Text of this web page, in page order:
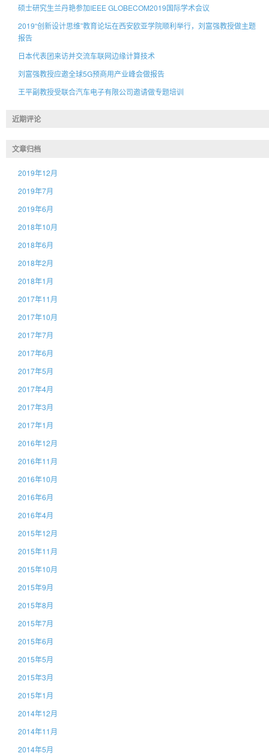
硕士研究生兰丹艳参加IEEE GLOBECOM2019国际学术会议
2019“创新设计思维”教育论坛在西安欧亚学院顺利举行，刘富强教授做主题
报告
日本代表团来访并交流车联网边缘计算技术
刘富强教授应邀全球5G预商用产业峰会做报告
王平副教授受联合汽车电子有限公司邀请做专题培训
近期评论
文章归档
2019年12月
2019年7月
2019年6月
2018年10月
2018年6月
2018年2月
2018年1月
2017年11月
2017年10月
2017年7月
2017年6月
2017年5月
2017年4月
2017年3月
2017年1月
2016年12月
2016年11月
2016年10月
2016年6月
2016年4月
2015年12月
2015年11月
2015年10月
2015年9月
2015年8月
2015年7月
2015年6月
2015年5月
2015年3月
2015年1月
2014年12月
2014年11月
2014年5月